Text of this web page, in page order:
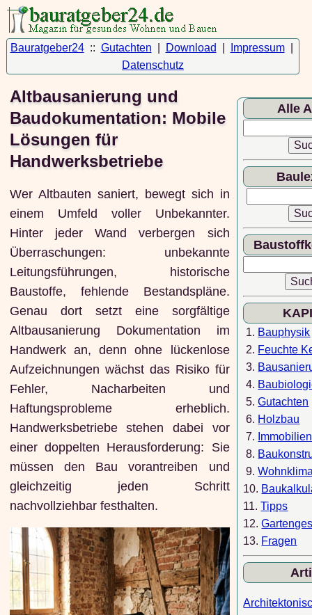
Bauratgeber24:: Gutachten Download Impressum|
Datenschutz
Altbausanierung und
Baudokumentation: Mobile
Lösungen für
Handwerksbetriebe
Wer Altbauten saniert, bewegt sich in
einem Umfeld voller Unbekannter.
Hinter jeder Wand verbergen sich
Überraschungen: unbekannte
Leitungsführungen, historische
Baustoffe, fehlende Bestandspläne.
Genau dort setzt eine sorgfältige
Altbausanierung Dokumentation im
Handwerk an, denn ohne lückenlose
Aufzeichnungen wächst das Risiko für
Fehler, Nacharbeiten und
Haftungsprobleme erheblich.
Handwerksbetriebe stehen dabei vor
einer doppelten Herausforderung: Sie
müssen den Bau vorantreiben und
gleichzeitig jeden Schritt
nachvollziehbar festhalten.
Alle
1. Bauphysik
2. Feuchte
3.
4.
5.Gutachten
6. Holzbau
7. Immobilien
8.
9.
10.
11.Tipps
12.
13. Fragen